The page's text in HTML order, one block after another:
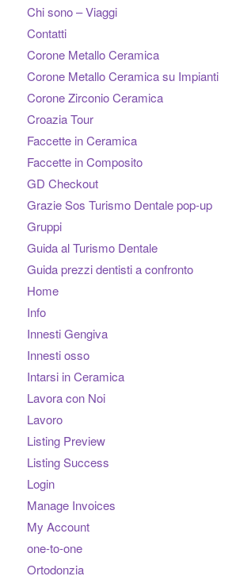
Chi sono – Viaggi
Contatti
Corone Metallo Ceramica
Corone Metallo Ceramica su Impianti
Corone Zirconio Ceramica
Croazia Tour
Faccette in Ceramica
Faccette in Composito
GD Checkout
Grazie Sos Turismo Dentale pop-up
Gruppi
Guida al Turismo Dentale
Guida prezzi dentisti a confronto
Home
Info
Innesti Gengiva
Innesti osso
Intarsi in Ceramica
Lavora con Noi
Lavoro
Listing Preview
Listing Success
Login
Manage Invoices
My Account
one-to-one
Ortodonzia